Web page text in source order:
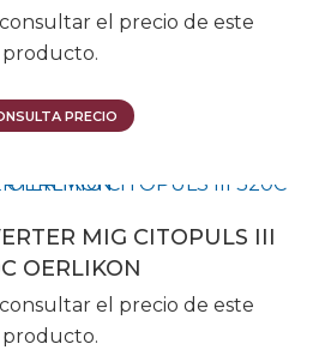
el precio de este
producto.
PRECIO
MIG CITOPULS III
OERLIKON
el precio de este
producto.